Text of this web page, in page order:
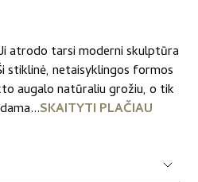
atrodo tarsi moderni skulptūra
stiklinė, netaisyklingos formos
augalo natūraliu grožiu, o tik
SKAITYTI PLAČIAU